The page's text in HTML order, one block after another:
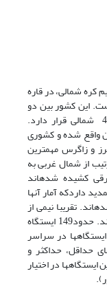
در نیم کره شمالی،‌ در قاره
این کشور بین دو
نصف النهار 44 و64 شرقی و دو مدار 25 و40 شمالی قرار دارد.
واقع شده و کشوری
و زاگرس مهمترین
از شمال غربی به
کشیده شده­اند
اکنون 289 ایستگاه همدید داردکه آمار آن­ها
تقریبا نیمی از
ایستگاه­ها دارای آمار ناقص یا بسیار کوتاه مدت­اند. حدود149 ایستگاه
متوسط 25 سال است. ایستگاه­ها در سراسر
حداقل، حداکثر و
ایستگاه­ها در اختیار